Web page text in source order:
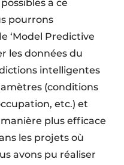
à ce
pourrons
‘Model Predictive
les données du
intelligentes
(conditions
etc.) et
plus efficace
les projets où
avons pu réaliser